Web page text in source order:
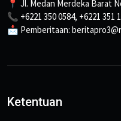
📍 Jl. Medan Merdeka Barat
📞 +6221 350 0584, +6221 351
📩 Pemberitaan:
Ketentuan